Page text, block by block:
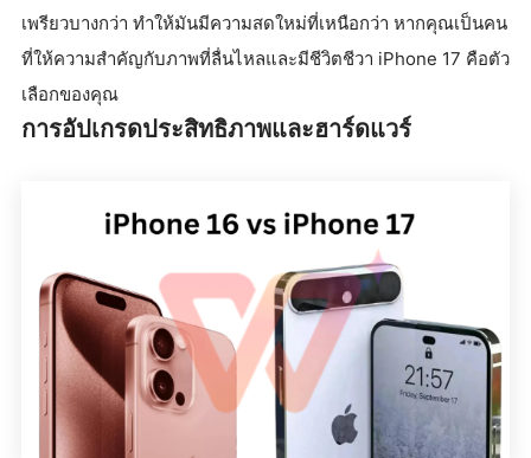
เพรียวบางกว่า ทำให้มันมีความสดใหม่ที่เหนือกว่า หากคุณเป็นคน
ที่ให้ความสำคัญกับภาพที่ลื่นไหลและมีชีวิตชีวา iPhone 17 คือตัว
เลือกของคุณ
การอัปเกรดประสิทธิภาพและฮาร์ดแวร์